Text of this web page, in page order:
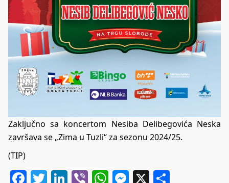
Zaključno sa koncertom Nesiba Delibegovića Neska
završava se „Zima u Tuzli“ za sezonu 2024/25.
(TIP)
Facebook
Twitter
LinkedIn
ViberWhatsApp
Messenger
X